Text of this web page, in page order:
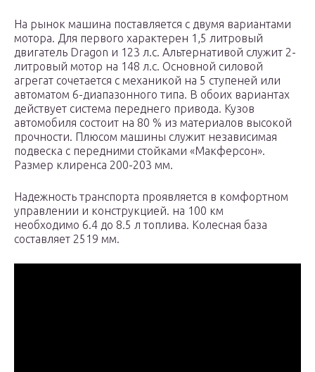
На рынок машина поставляется с двумя вариантами
мотора. Для первого характерен 1,5 литровый
двигатель Dragon и 123 л.с. Альтернативой служит 2-
литровый мотор на 148 л.с. Основной силовой
агрегат сочетается с механикой на 5 ступеней или
автоматом 6-диапазонного типа. В обоих вариантах
действует система переднего привода. Кузов
автомобиля состоит на 80 % из материалов высокой
прочности. Плюсом машины служит независимая
подвеска с передними стойками «Макферсон».
Размер клиренса 200-203 мм.
Надежность транспорта проявляется в комфортном
управлении и конструкцией. на 100 км
необходимо 6.4 до 8.5 л топлива. Колесная база
составляет 2519 мм.